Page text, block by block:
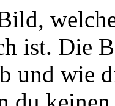
ist. Die
und wie